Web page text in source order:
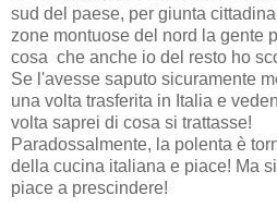
sud del paese, per giunta
zone montuose del nord la gente
cosa che anche io del resto ho
Se l'avesse saputo sicuramente
una volta trasferita in Italia e
volta saprei di cosa si trattasse!
Paradossalmente, la polenta è
della cucina italiana e piace! Ma
piace a prescindere!